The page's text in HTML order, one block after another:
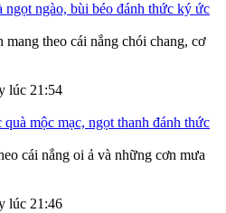
ngọt ngào, bùi béo đánh thức ký ức
theo cái nắng chói chang, cơ
lúc 21:54
mộc mạc, ngọt thanh đánh thức
cái nắng oi ả và những cơn mưa
lúc 21:46